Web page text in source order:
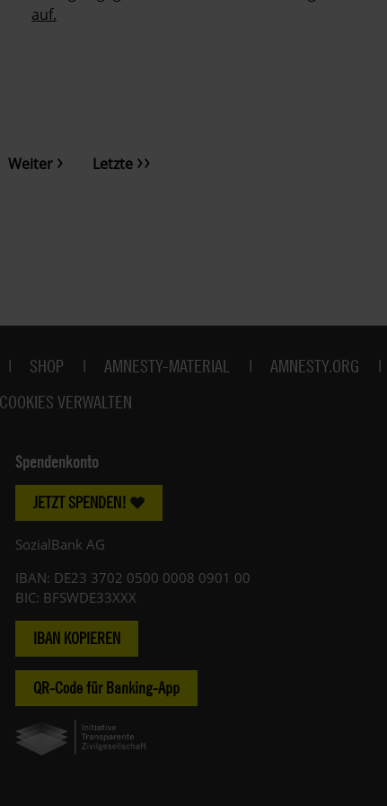
auf.
Nächste
Weiter
Letzte
Letzte
SHOP AMNESTY-MATERIAL AMNESTY.ORG
COOKIES VERWALTEN
Spendenkonto
JETZT SPENDEN!
SozialBank AG
IBAN: DE23 3702 0500 0008 0901 00
BIC: BFSWDE33XXX
IBAN KOPIEREN
QR-Code für Banking-App